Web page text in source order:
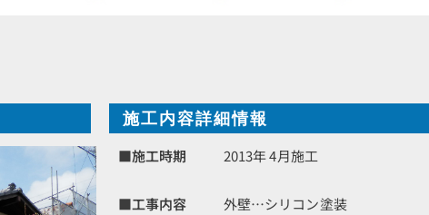
施工内容詳細情報
■施工時期
2013年 4月施工
■工事内容 外壁…シリコン塗装